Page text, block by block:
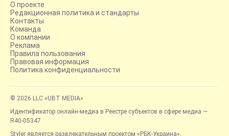
О проекте
Редакционная политика и стандарты
Контакты
Команда
О компании
Реклама
Правила пользования
Правовая информация
Политика конфиденциальности
© 2026 LLC «UBT MEDIA»
Идентификатор онлайн-медиа в Реестре субъектов в сфере медиа —
R40-05347
Styler является развлекательным проектом «РБК-Украина»,